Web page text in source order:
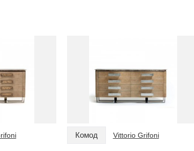
Комод Vittorio Grifoni